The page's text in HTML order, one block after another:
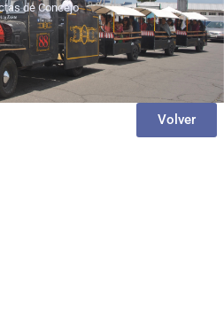
de Concejo
Volver